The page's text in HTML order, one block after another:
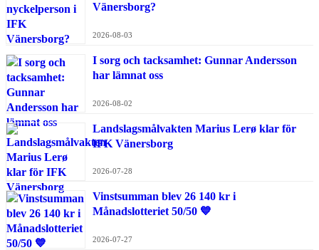
Vänersborg?
2026-08-03
I sorg och tacksamhet: Gunnar Andersson
har lämnat oss
2026-08-02
Landslagsmålvakten Marius Lerø klar för
IFK Vänersborg
2026-07-28
Vinstsumman blev 26 140 kr i
Månadslotteriet 50/50 💙
2026-07-27